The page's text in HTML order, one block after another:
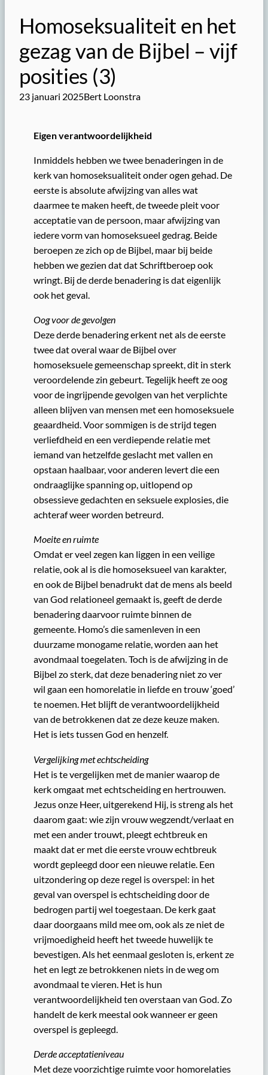
Homoseksualiteit en het
gezag van de Bijbel – vijf
posities (3)
23 januari 2025Bert Loonstra
Eigen verantwoordelijkheid
Inmiddels hebben we twee benaderingen in de
kerk van homoseksualiteit onder ogen gehad. De
eerste is absolute afwijzing van alles wat
daarmee te maken heeft, de tweede pleit voor
acceptatie van de persoon, maar afwijzing van
iedere vorm van homoseksueel gedrag. Beide
beroepen ze zich op de Bijbel, maar bij beide
hebben we gezien dat dat Schriftberoep ook
wringt. Bij de derde benadering is dat eigenlijk
ook het geval.
Oog voor de gevolgen
Deze derde benadering erkent net als de eerste
twee dat overal waar de Bijbel over
homoseksuele gemeenschap spreekt, dit in sterk
veroordelende zin gebeurt. Tegelijk heeft ze oog
voor de ingrijpende gevolgen van het verplichte
alleen blijven van mensen met een homoseksuele
geaardheid. Voor sommigen is de strijd tegen
verliefdheid en een verdiepende relatie met
iemand van hetzelfde geslacht met vallen en
opstaan haalbaar, voor anderen levert die een
ondraaglijke spanning op, uitlopend op
obsessieve gedachten en seksuele explosies, die
achteraf weer worden betreurd.
Moeite en ruimte
Omdat er veel zegen kan liggen in een veilige
relatie, ook al is die homoseksueel van karakter,
en ook de Bijbel benadrukt dat de mens als beeld
van God relationeel gemaakt is, geeft de derde
benadering daarvoor ruimte binnen de
gemeente. Homo’s die samenleven in een
duurzame monogame relatie, worden aan het
avondmaal toegelaten. Toch is de afwijzing in de
Bijbel zo sterk, dat deze benadering niet zo ver
wil gaan een homorelatie in liefde en trouw ‘goed’
te noemen. Het blijft de verantwoordelijkheid
van de betrokkenen dat ze deze keuze maken.
Het is iets tussen God en henzelf.
Vergelijking met echtscheiding
Het is te vergelijken met de manier waarop de
kerk omgaat met echtscheiding en hertrouwen.
Jezus onze Heer, uitgerekend Hij, is streng als het
daarom gaat: wie zijn vrouw wegzendt/verlaat en
met een ander trouwt, pleegt echtbreuk en
maakt dat er met die eerste vrouw echtbreuk
wordt gepleegd door een nieuwe relatie. Een
uitzondering op deze regel is overspel: in het
geval van overspel is echtscheiding door de
bedrogen partij wel toegestaan. De kerk gaat
daar doorgaans mild mee om, ook als ze niet de
vrijmoedigheid heeft het tweede huwelijk te
bevestigen. Als het eenmaal gesloten is, erkent ze
het en legt ze betrokkenen niets in de weg om
avondmaal te vieren. Het is hun
verantwoordelijkheid ten overstaan van God. Zo
handelt de kerk meestal ook wanneer er geen
overspel is gepleegd.
Derde acceptatieniveau
Met deze voorzichtige ruimte voor homorelaties